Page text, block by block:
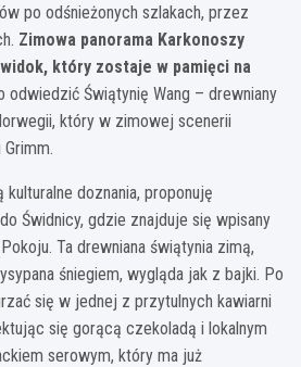
po odśnieżonych szlakach, przez
Zimowa panorama Karkonoszy
który zostaje w pamięci na
odwiedzić Świątynię Wang – drewniany
który w zimowej scenerii
doznania, proponuję
Świdnicy, gdzie znajduje się wpisany
Ta drewniana świątynia zimą,
śniegiem, wygląda jak z bajki. Po
się w jednej z przytulnych kawiarni
się gorącą czekoladą i lokalnym
serowym, który ma już